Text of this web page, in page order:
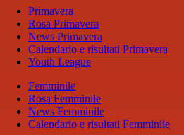
Primavera
Rosa Primavera
News Primavera
Calendario e risultati Primavera
Youth League
Femminile
Rosa Femminile
News Femminile
Calendario e risultati Femminile